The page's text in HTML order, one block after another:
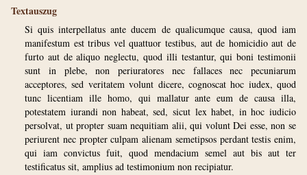
Textauszug
Si quis interpellatus ante ducem de qualicumque causa, quod iam
manifestum est tribus vel quattuor testibus, aut de homicidio aut de
furto aut de aliquo neglectu, quod illi testantur, qui boni testimonii
sunt in plebe, non periuratores nec fallaces nec pecuniarum
acceptores, sed veritatem volunt dicere, cognoscat hoc iudex, quod
tunc licentiam ille homo, qui mallatur ante eum de causa illa,
potestatem iurandi non habeat, sed, sicut lex habet, in hoc iudicio
persolvat, ut propter suam nequitiam alii, qui volunt Dei esse, non se
periurent nec propter culpam alienam semetipsos perdant testis enim,
qui iam convictus fuit, quod mendacium semel aut bis aut ter
testificatus sit, amplius ad testimonium non recipiatur.